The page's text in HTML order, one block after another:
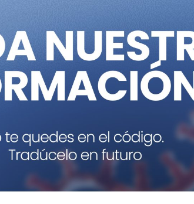
moleculares para las células
los proyectos terapéuticos decidan
y una de las primeras firmantes del
obtenida para generar un mapa
que existen detrás de las